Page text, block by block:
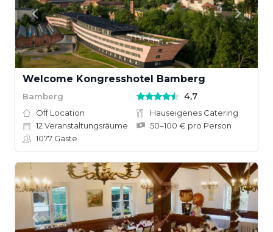
Welcome Kongresshotel Bamberg
Bamberg 4,7
Off Location
Hauseigenes Catering
12 Veranstaltungsräume
50–100 € pro Person
1077 Gäste